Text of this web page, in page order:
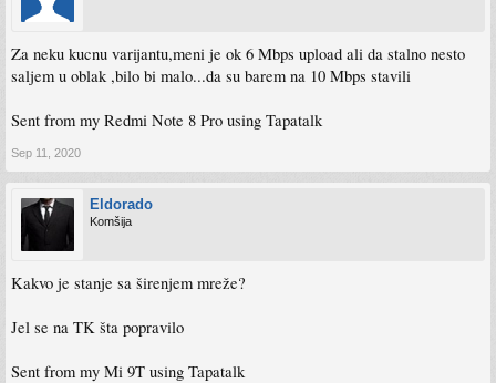
Za neku kucnu varijantu,meni je ok 6 Mbps upload ali da stalno nesto
saljem u oblak ,bilo bi malo...da su barem na 10 Mbps stavili
Sent from my Redmi Note 8 Pro using Tapatalk
Sep 11, 2020
Eldorado
Komšija
Kakvo je stanje sa širenjem mreže?
Jel se na TK šta popravilo
Sent from my Mi 9T using Tapatalk